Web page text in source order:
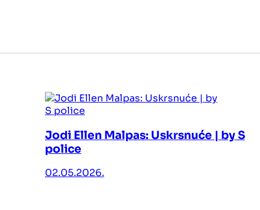
Jodi Ellen Malpas: Uskrsnuće | by S
police
02.05.2026.